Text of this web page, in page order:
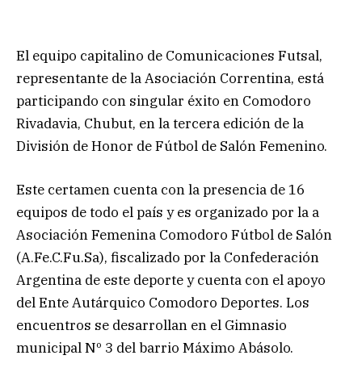
El equipo capitalino de Comunicaciones Futsal,
representante de la Asociación Correntina, está
participando con singular éxito en Comodoro
Rivadavia, Chubut, en la tercera edición de la
División de Honor de Fútbol de Salón Femenino.
Este certamen cuenta con la presencia de 16
equipos de todo el país y es organizado por la a
Asociación Femenina Comodoro Fútbol de Salón
(A.Fe.C.Fu.Sa), fiscalizado por la Confederación
Argentina de este deporte y cuenta con el apoyo
del Ente Autárquico Comodoro Deportes. Los
encuentros se desarrollan en el Gimnasio
municipal Nº 3 del barrio Máximo Abásolo.